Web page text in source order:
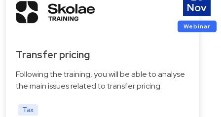
Nov
Webinar
Transfer pricing
Following the training, you will be able to analyse
the main issues related to transfer pricing.
Tax